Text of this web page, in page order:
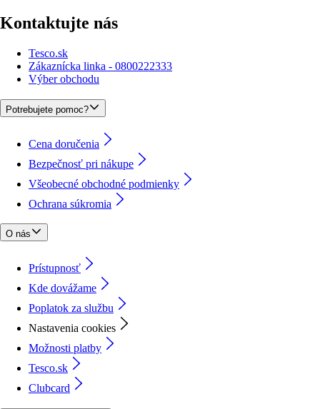
Kontaktujte nás
Tesco.sk
Zákaznícka linka - 0800222333
Výber obchodu
Potrebujete pomoc?
Cena doručenia
Bezpečnosť pri nákupe
Všeobecné obchodné podmienky
Ochrana súkromia
O nás
Prístupnosť
Kde dovážame
Poplatok za službu
Nastavenia cookies
Možnosti platby
Tesco.sk
Clubcard